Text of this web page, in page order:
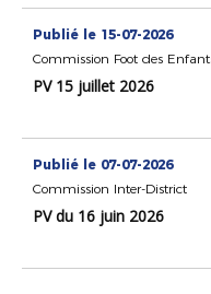
Publié le 15-07-2026
Commission Foot des
PV 15 juillet 2026
Publié le 07-07-2026
Commission Inter-District
PV du 16 juin 2026